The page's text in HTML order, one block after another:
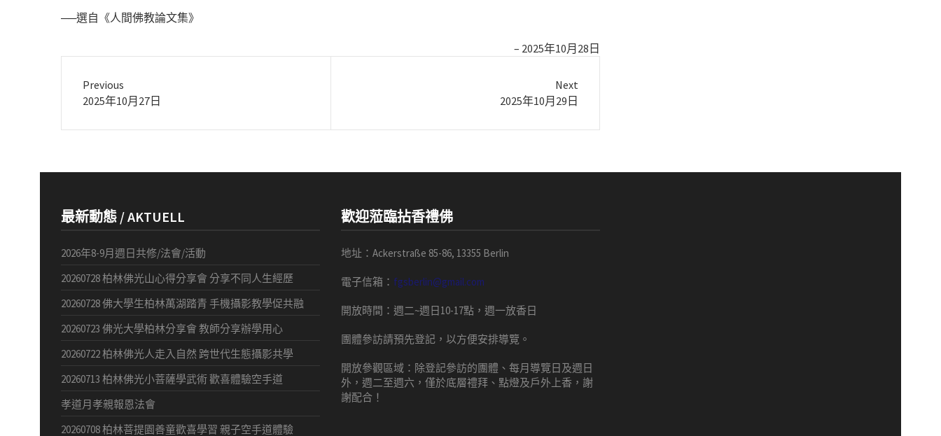
──選自《人間佛教論文集》
2025年10月28日
Previous
Previous
2025年10月27日
Next
2025年10月29日
最新動態 / AKTUELL
2026年8-9月週日共修/法會/活動
20260728 柏林佛光山心得分享會 分享不同人生經歷
20260728 佛大學生柏林萬湖踏青 手機攝影教學促共融
20260723 佛光大學柏林分享會 教師分享辦學用心
20260722 柏林佛光人走入自然 跨世代生態攝影共學
20260713 柏林佛光小菩薩學武術 歡喜體驗空手道
孝道月孝親報恩法會
20260708 柏林菩提園善童歡喜學習 親子空手道體驗
歡迎蒞臨拈香禮佛
地址：Ackerstraße 85-86, 13355 Berlin
電子信箱： fgsberlin@gmail.com
開放時間 ： 週二~週日10-17點， 週一放香日
團體參訪請預先登記，以方便安排導覽 。
開放參觀區域： 除登記參訪的團體、每月導覽日及週日
外，週二至週六，僅於底層禮拜、點燈及戶外上香，謝
謝配合！